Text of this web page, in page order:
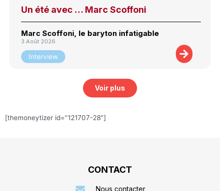
Un été avec … Marc Scoffoni
Marc Scoffoni, le baryton infatigable
3 Août 2026
Interview
Voir plus
[themoneytizer id="121707-28"]
CONTACT
Nous contacter